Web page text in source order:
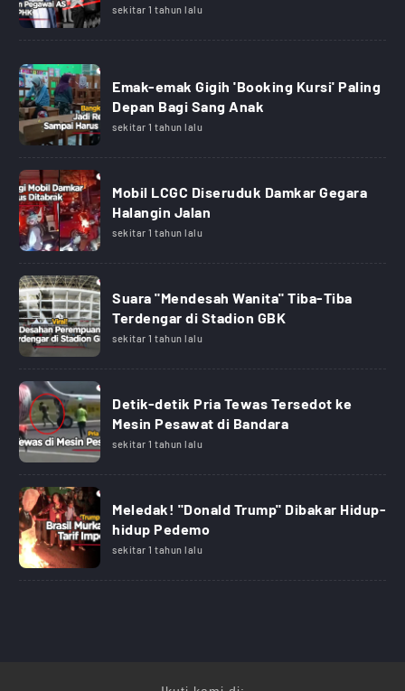
sekitar 1 tahun lalu
Emak-emak Gigih 'Booking Kursi' Paling
Depan Bagi Sang Anak
sekitar 1 tahun lalu
Mobil LCGC Diseruduk Damkar Gegara
Halangin Jalan
sekitar 1 tahun lalu
Suara "Mendesah Wanita" Tiba-Tiba
Terdengar di Stadion GBK
sekitar 1 tahun lalu
Detik-detik Pria Tewas Tersedot ke
Mesin Pesawat di Bandara
sekitar 1 tahun lalu
Meledak! "Donald Trump" Dibakar Hidup-
hidup Pedemo
sekitar 1 tahun lalu